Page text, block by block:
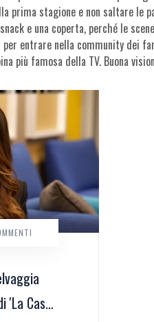
prima stagione e non saltare
e una coperta, perché le
per entrare nella community dei
più famosa della TV. Buona
'La Casa